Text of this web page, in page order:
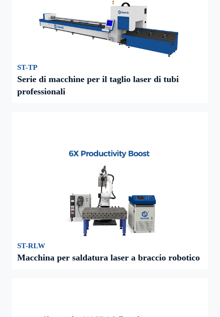
ST-TP
Serie di macchine per il taglio laser di tubi
professionali
ST-RLW
Macchina per saldatura laser a braccio robotico